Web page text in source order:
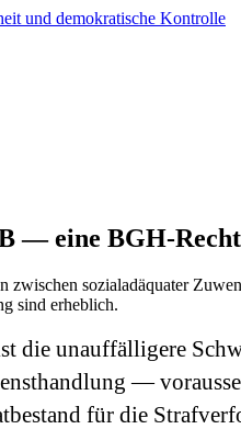
und demokratische Kontrolle
— eine BGH-
zwischen sozialadäquater
sind erheblich.
die unauffälligere
—
für die